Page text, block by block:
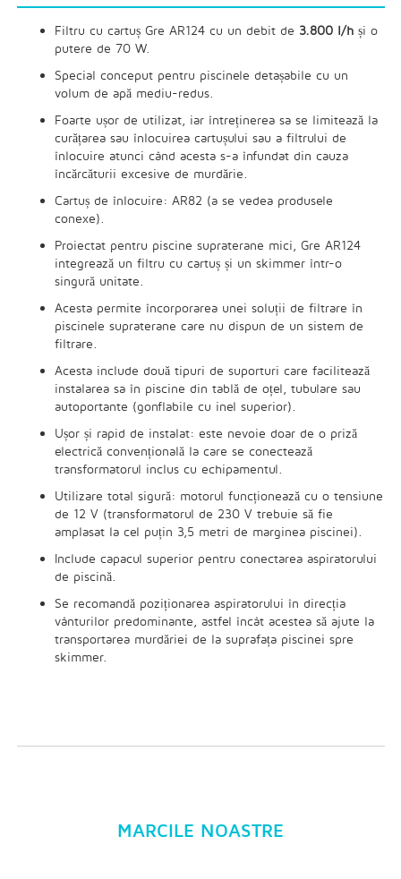
Filtru cu cartuș Gre AR124 cu un debit de 3.800 l/h și o
putere de 70 W.
Special conceput pentru piscinele detașabile cu un
volum de apă mediu-redus.
Foarte ușor de utilizat, iar întreținerea sa se limitează la
curățarea sau înlocuirea cartușului sau a filtrului de
înlocuire atunci când acesta s-a înfundat din cauza
încărcăturii excesive de murdărie.
Cartuș de înlocuire: AR82 (a se vedea produsele
conexe).
Proiectat pentru piscine supraterane mici, Gre AR124
integrează un filtru cu cartuș și un skimmer într-o
singură unitate.
Acesta permite încorporarea unei soluții de filtrare în
piscinele supraterane care nu dispun de un sistem de
filtrare.
Acesta include două tipuri de suporturi care facilitează
instalarea sa în piscine din tablă de oțel, tubulare sau
autoportante (gonflabile cu inel superior).
Ușor și rapid de instalat: este nevoie doar de o priză
electrică convențională la care se conectează
transformatorul inclus cu echipamentul.
Utilizare total sigură: motorul funcționează cu o tensiune
de 12 V (transformatorul de 230 V trebuie să fie
amplasat la cel puțin 3,5 metri de marginea piscinei).
Include capacul superior pentru conectarea aspiratorului
de piscină.
Se recomandă poziționarea aspiratorului în direcția
vânturilor predominante, astfel încât acestea să ajute la
transportarea murdăriei de la suprafața piscinei spre
skimmer.
MARCILE NOASTRE